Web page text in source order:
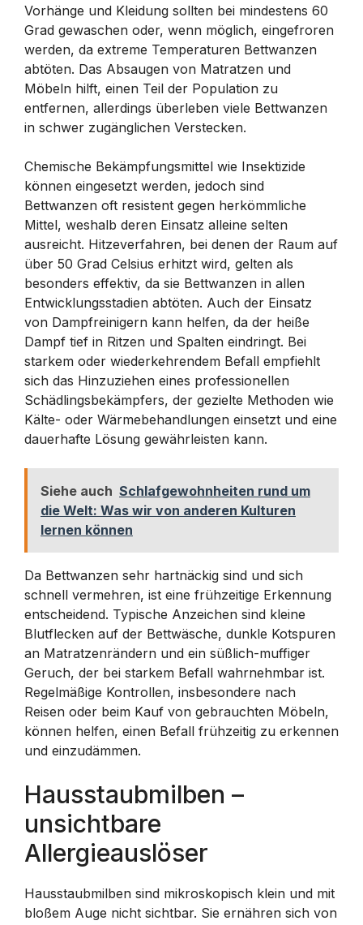
Vorhänge und Kleidung sollten bei mindestens 60
Grad gewaschen oder, wenn möglich, eingefroren
werden, da extreme Temperaturen Bettwanzen
abtöten. Das Absaugen von Matratzen und
Möbeln hilft, einen Teil der Population zu
entfernen, allerdings überleben viele Bettwanzen
in schwer zugänglichen Verstecken.
Chemische Bekämpfungsmittel wie Insektizide
können eingesetzt werden, jedoch sind
Bettwanzen oft resistent gegen herkömmliche
Mittel, weshalb deren Einsatz alleine selten
ausreicht. Hitzeverfahren, bei denen der Raum auf
über 50 Grad Celsius erhitzt wird, gelten als
besonders effektiv, da sie Bettwanzen in allen
Entwicklungsstadien abtöten. Auch der Einsatz
von Dampfreinigern kann helfen, da der heiße
Dampf tief in Ritzen und Spalten eindringt. Bei
starkem oder wiederkehrendem Befall empfiehlt
sich das Hinzuziehen eines professionellen
Schädlingsbekämpfers, der gezielte Methoden wie
Kälte- oder Wärmebehandlungen einsetzt und eine
dauerhafte Lösung gewährleisten kann.
Siehe auch Schlafgewohnheiten rund um
die Welt: Was wir von anderen Kulturen
lernen können
Da Bettwanzen sehr hartnäckig sind und sich
schnell vermehren, ist eine frühzeitige Erkennung
entscheidend. Typische Anzeichen sind kleine
Blutflecken auf der Bettwäsche, dunkle Kotspuren
an Matratzenrändern und ein süßlich-muffiger
Geruch, der bei starkem Befall wahrnehmbar ist.
Regelmäßige Kontrollen, insbesondere nach
Reisen oder beim Kauf von gebrauchten Möbeln,
können helfen, einen Befall frühzeitig zu erkennen
und einzudämmen.
Hausstaubmilben –
unsichtbare
Allergieauslöser
Hausstaubmilben sind mikroskopisch klein und mit
bloßem Auge nicht sichtbar. Sie ernähren sich von